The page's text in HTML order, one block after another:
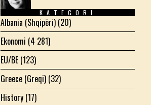
KATEGORI
Albania (Shqipëri) (20)
Ekonomi (4 281)
EU/BE (123)
Greece (Greqi) (32)
History (17)